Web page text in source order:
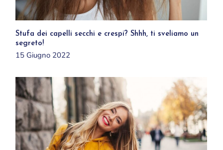
Stufa dei capelli secchi e crespi? Shhh, ti sveliamo un
segreto!
15 Giugno 2022